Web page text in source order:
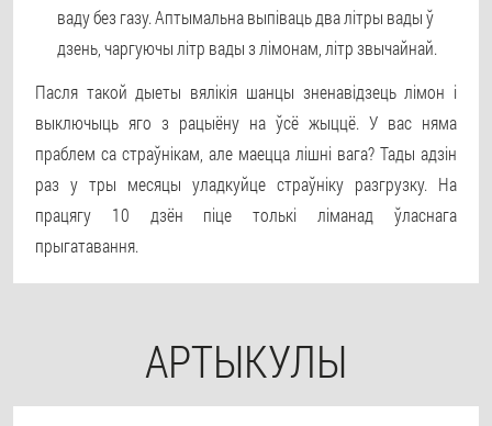
ваду без газу. Аптымальна выпіваць два літры вады ў
дзень, чаргуючы літр вады з лімонам, літр звычайнай.
Пасля такой дыеты вялікія шанцы зненавідзець лімон і
выключыць яго з рацыёну на ўсё жыццё. У вас няма
праблем са страўнікам, але маецца лішні вага? Тады адзін
раз у тры месяцы уладкуйце страўніку разгрузку. На
працягу 10 дзён піце толькі ліманад ўласнага
прыгатавання.
АРТЫКУЛЫ